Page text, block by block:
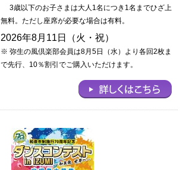
3歳以下のお子さまは大人1名につき1名までひざ上
無料。ただし座席が必要な場合は有料。
2026年8月11日（火・祝）
※ 弥生の風倶楽部会員は8月5日（水）より各回2枚ま
で先行、10％割引でご購入いただけます。